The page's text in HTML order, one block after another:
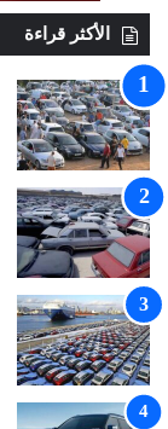
الأكثر قراءة